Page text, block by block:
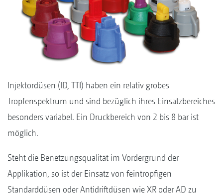
Injektordüsen (ID, TTI) haben ein relativ grobes
Tropfenspektrum und sind bezüglich ihres Einsatzbereiches
besonders variabel. Ein Druckbereich von 2 bis 8 bar ist
möglich.
Steht die Benetzungsqualität im Vordergrund der
Applikation, so ist der Einsatz von feintropfigen
Standarddüsen oder Antidriftdüsen wie XR oder AD zu